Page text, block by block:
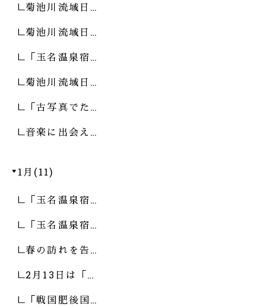
菊池川流域日…
菊池川流域日…
「玉名温泉宿…
菊池川流域日…
「古写真でた…
音楽に出会え…
1月(11)
「玉名温泉宿…
「玉名温泉宿…
春の訪れを告…
2月13日は「…
「戦国肥後国…